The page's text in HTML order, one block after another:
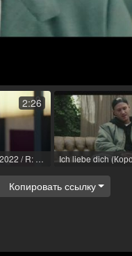
How to Dad / 2021 – 2022 / R: Jakob Lass / ARD
2:26
Копировать ссылку